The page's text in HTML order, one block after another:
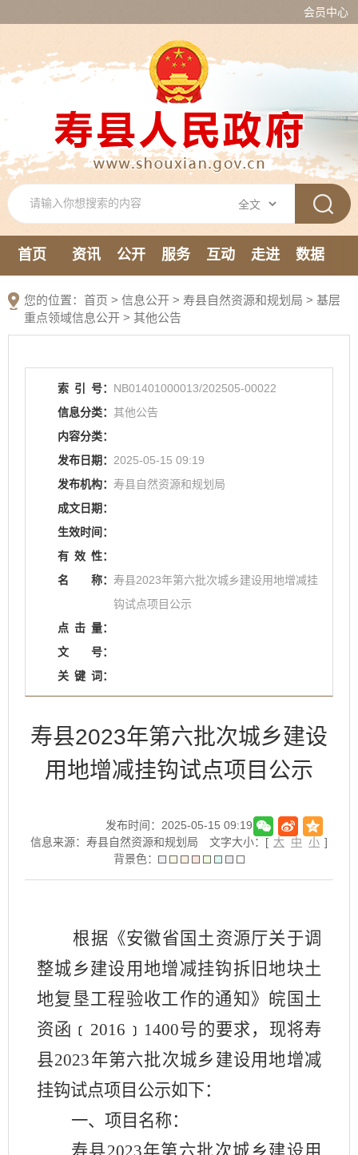
会员中心
首页 资讯 公开 服务 互动 走进
数据
您的位置： 首页 > 信息公开 > 寿县自然资源和规划局 > 基层
重点领域信息公开 > 其他公告
索 引 号： NB01401000013/202505-00022
信息分类： 其他公告
内容分类：
发布日期： 2025-05-15 09:19
发布机构： 寿县自然资源和规划局
成文日期：
生效时间：
有 效 性：
名
称： 寿县2023年第六批次城乡建设用地增减挂
钩试点项目公示
点 击 量：
文
号：
关 键 词：
寿县2023年第六批次城乡建设
用地增减挂钩试点项目公示
发布时间：2025-05-15 09:19
信息来源：寿县自然资源和规划局
文字大小：[ 大 中 小 ]
背景色：
根据《安徽省国土资源厅关于调
整城乡建设用地增减挂钩拆旧地块土
地复垦工程验收工作的通知》皖国土
资函 ﹝ 2016 ﹞ 1400号的要求，现将寿
县2023年第六批次城乡建设用地增减
挂钩试点项目公示如下：
一、项目名称：
寿县2023年第六批次城乡建设用